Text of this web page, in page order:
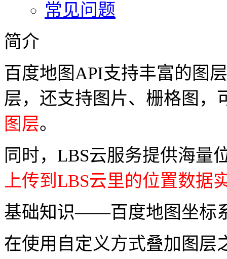
常见问题
简介
百度地图API支持丰富的图
层，还支持图片、栅格图，
图层。
同时，LBS云服务提供海量
上传到LBS云里的位置数据
基础知识——百度地图坐标
在使用自定义方式叠加图层